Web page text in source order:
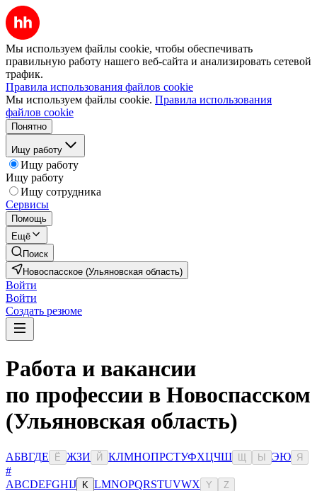
Мы используем файлы cookie, чтобы обеспечивать
правильную работу нашего веб-сайта и анализировать сетевой
трафик.
Правила использования файлов cookie
Мы используем файлы cookie. Правила использования
файлов cookie
Понятно
Ищу работу
Ищу работу
Ищу работу
Ищу сотрудника
Сервисы
Помощь
Ещё
Поиск
Новоспасское (Ульяновская область)
Войти
Войти
Создать резюме
Работа и вакансии
по профессии в Новоспасском
(Ульяновская область)
АБВГДЕ Ё ЖЗИ Й КЛМНОПРСТУФХЦЧШ Ы ЭЮ Я
#
ABCDEFGHIJ K LMNOPQRSTUVWX Y Z